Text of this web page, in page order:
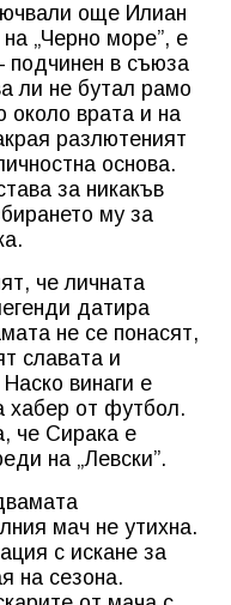
още Илиан
„Черно море”, е
подчинен в съюза
ли не бутал рамо
около врата и на
разлютеният
основа.
за никакъв
му за
че личната
датира
не се понасят,
славата и
винаги е
хабер от футбол.
че Сирака е
на „Левски”.
мач не утихна.
с искане за
на сезона.